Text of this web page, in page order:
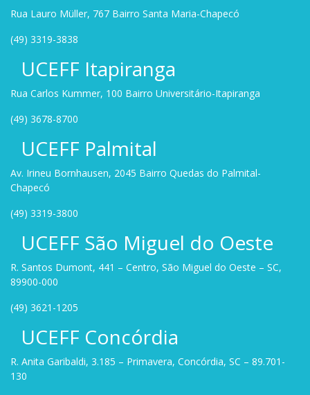
Rua Lauro Müller, 767 Bairro Santa Maria-Chapecó
(49) 3319-3838
UCEFF Itapiranga
Rua Carlos Kummer, 100 Bairro Universitário-Itapiranga
(49) 3678-8700
UCEFF Palmital
Av. Irineu Bornhausen, 2045 Bairro Quedas do Palmital-
Chapecó
(49) 3319-3800
UCEFF São Miguel do Oeste
R. Santos Dumont, 441 – Centro, São Miguel do Oeste – SC,
89900-000
(49) 3621-1205
UCEFF Concórdia
R. Anita Garibaldi, 3.185 – Primavera, Concórdia, SC – 89.701-
130